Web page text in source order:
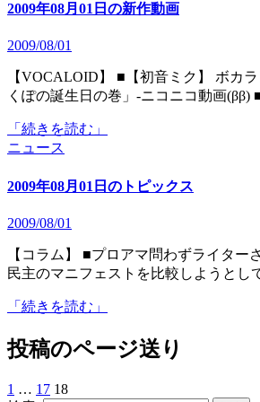
2009年08月01日の新作動画
2009/08/01
【VOCALOID】 ■【初音ミク】 ボカラン詐欺 【PV】‐ニコニコ動画(ββ) ■【がくっぽいど】VOCALOIDプチ劇場「が
くぽの誕生日の巻」‐ニコニコ動画
「続きを読む」
ニュース
2009年08月01日のトピックス
2009/08/01
【コラム】 ■プロアマ問わずライターさん必読、スランプから脱出する5つのコツ (ライフハッカー［日本版］) ■自民と
民主のマニフェストを比較しようとし
「続きを読む」
投稿のページ送り
1 … 17 18